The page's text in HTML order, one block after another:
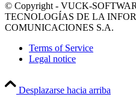
© Copyright - VUCK-
TECNOLOGÍAS DE LA
COMUNICACIONES S.A.
Terms of Service
Legal notice
Desplazarse hacia arriba